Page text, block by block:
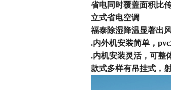
省电同时覆盖面积比
立式省电空调
福泰除湿降温显著出
.内外机安装简单，
.内机安装灵活，可整
款式多样有吊挂式，